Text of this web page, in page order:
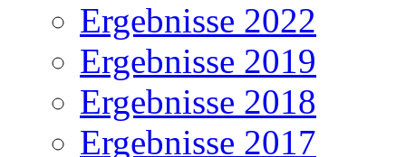
Ergebnisse 2022
Ergebnisse 2019
Ergebnisse 2018
Ergebnisse 2017